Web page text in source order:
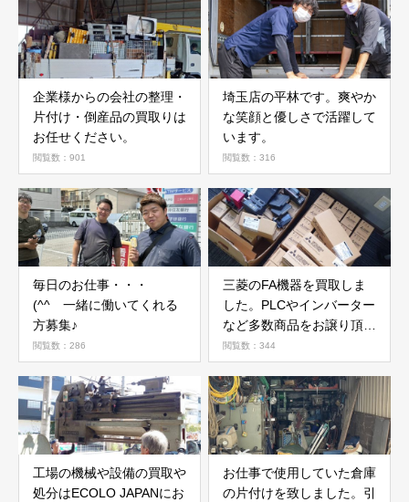
企業様からの会社の整理・
片付け・倒産品の買取りは
お任せください。
閲覧数：901
埼玉店の平林です。爽やか
な笑顔と優しさで活躍して
います。
閲覧数：316
毎日のお仕事・・・
(^^ 一緒に働いてくれる
方募集♪
閲覧数：286
三菱のFA機器を買取しま
した。PLCやインバーター
など多数商品をお譲り頂き
ました。
閲覧数：344
工場の機械や設備の買取や
処分はECOLO JAPANにお
お仕事で使用していた倉庫
の片付けを致しました。引